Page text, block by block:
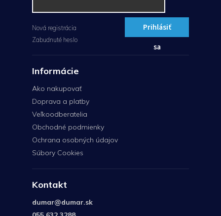
Prihlásiť
sa
Nová registrácia
Zabudnuté heslo
Informácie
Ako nakupovať
Doprava a platby
Veľkoodberatelia
Obchodné podmienky
Ochrana osobných údajov
Súbory Cookies
Kontakt
dumar@dumar.sk